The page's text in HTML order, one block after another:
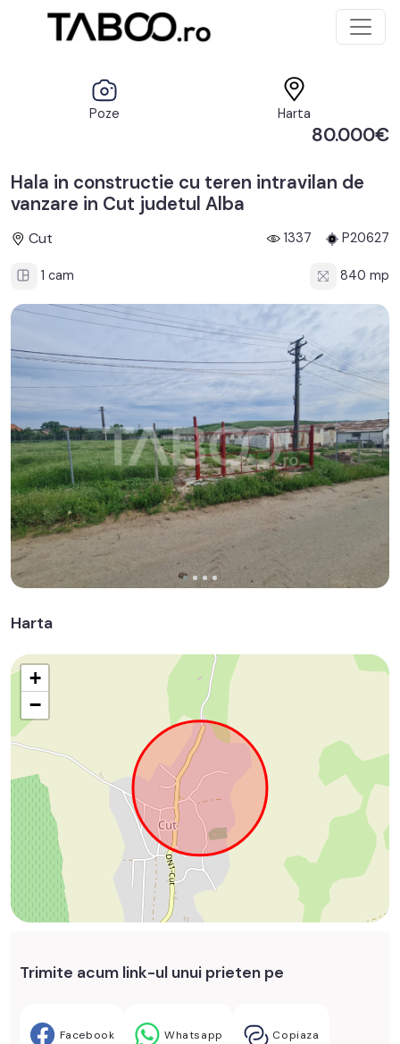
Poze Harta
80.000€
Hala in constructie cu teren intravilan de
vanzare in Cut judetul Alba
Cut 1337 P20627
1 cam 840 mp
Harta
+
−
Trimite acum link-ul unui prieten pe
Facebook Whatsapp Copiaza